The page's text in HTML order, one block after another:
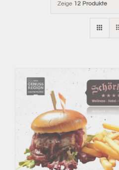
Zeige 12 Produkte